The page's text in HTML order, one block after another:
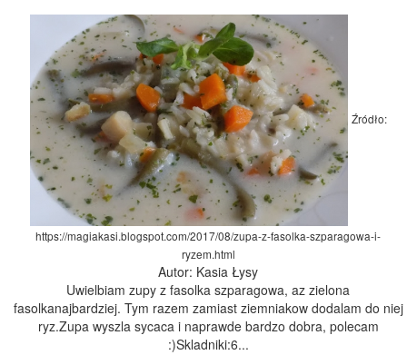
Źródło:
https://magiakasi.blogspot.com/2017/08/zupa-z-fasolka-szparagowa-i-
ryzem.html
Autor: Kasia Łysy
Uwielbiam zupy z fasolka szparagowa, az zielona
fasolkanajbardziej. Tym razem zamiast ziemniakow dodalam do niej
ryz.Zupa wyszla sycaca i naprawde bardzo dobra, polecam
:)Skladniki:6...